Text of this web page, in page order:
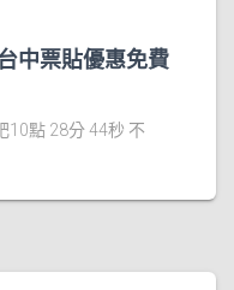
中票貼優惠免費
10點 28分 44秒 不